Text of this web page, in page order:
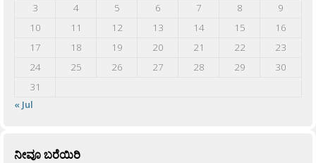
3
4 5 6 7 8
9
10
11 12 13 14 15
16
17
18 19 20 21 22
23
24
25 26 27 28 29
30
31
« Jul
ನೀವೂ ಬರೆಯಿರಿ